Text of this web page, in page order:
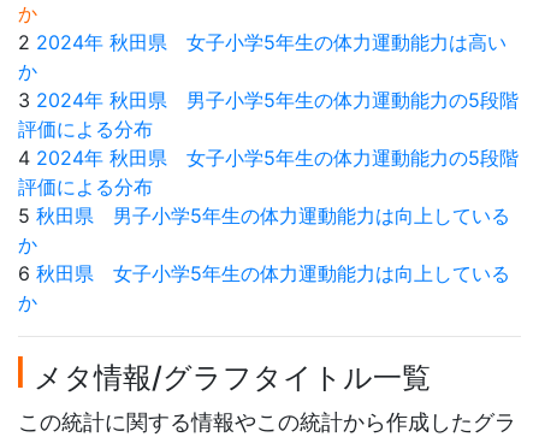
か
2 2024年 秋田県 女子小学5年生の体力運動能力は高い
か
3 2024年 秋田県 男子小学5年生の体力運動能力の5段階
評価による分布
4 2024年 秋田県 女子小学5年生の体力運動能力の5段階
評価による分布
5 秋田県 男子小学5年生の体力運動能力は向上している
か
6 秋田県 女子小学5年生の体力運動能力は向上している
か
メタ情報/グラフタイトル一覧
この統計に関する情報やこの統計から作成したグラ